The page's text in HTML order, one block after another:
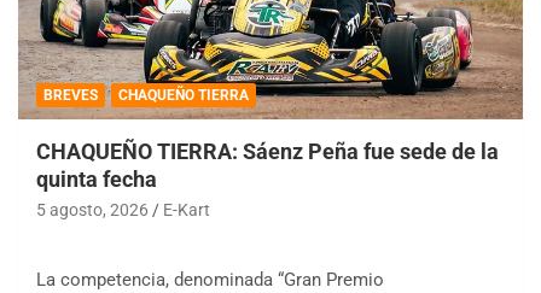
BREVES CHAQUEÑO TIERRA
CHAQUEÑO TIERRA: Sáenz Peña fue sede de la
quinta fecha
5 agosto, 2026 E-Kart
La competencia, denominada “Gran Premio